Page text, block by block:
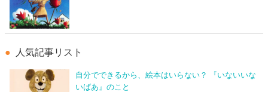
人気記事リスト
自分でできるから、絵本はいらない？ 『いないいな
いばあ』のこと